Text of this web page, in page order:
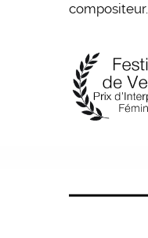
compositeur.